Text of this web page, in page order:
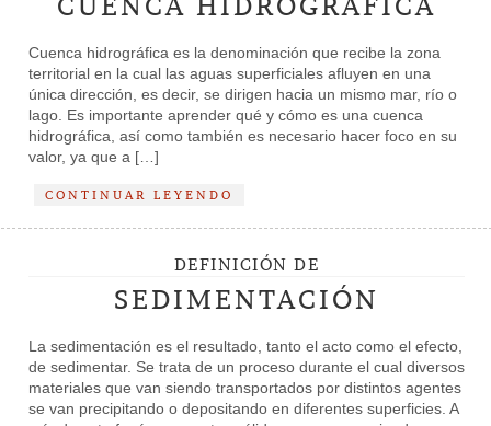
Cuenca hidrográfica es la denominación que recibe la zona
territorial en la cual las aguas superficiales afluyen en una
única dirección, es decir, se dirigen hacia un mismo mar, río o
lago. Es importante aprender qué y cómo es una cuenca
hidrográfica, así como también es necesario hacer foco en su
valor, ya que a […]
CONTINUAR LEYENDO
DEFINICIÓN DE
SEDIMENTACIÓN
La sedimentación es el resultado, tanto el acto como el efecto,
de sedimentar. Se trata de un proceso durante el cual diversos
materiales que van siendo transportados por distintos agentes
se van precipitando o depositando en diferentes superficies. A